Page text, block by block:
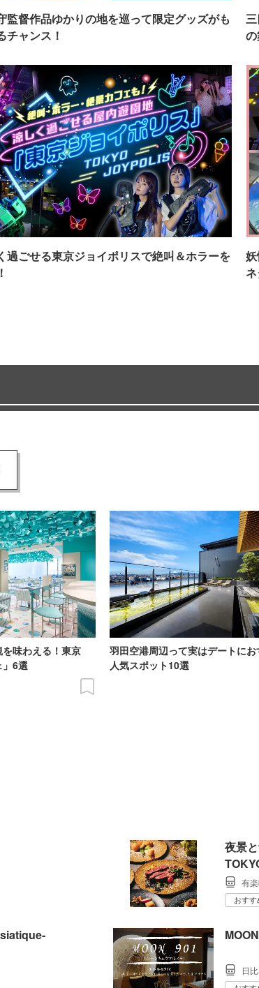
監督作品ゆかりの地を巡って限定グッズがも
チャンス！
過ごせる東京ジョイポリスで絶叫＆ホラーを
味わえる！東京
」6選
羽田空港周辺って実はデートに
人気スポット10選
夜景
有
おすす
日